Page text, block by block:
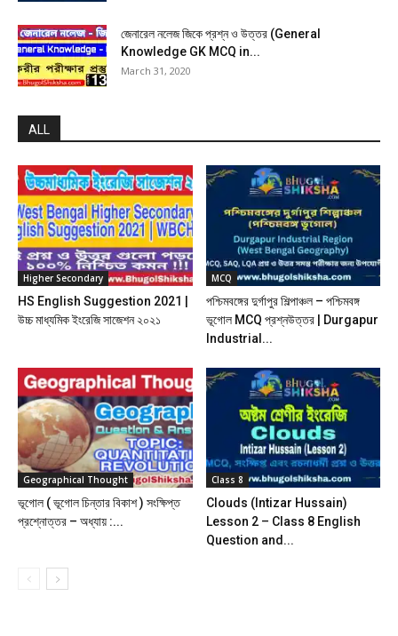
জেনারেল নলেজ জিকে প্রশ্ন ও উত্তর (General
Knowledge GK MCQ in...
March 31, 2020
ALL
Higher Secondary
HS English Suggestion 2021 |
উচ্চ মাধ্যমিক ইংরেজি সাজেশন ২০২১
MCQ
পশ্চিমবঙ্গের দুর্গাপুর শিল্পাঞ্চল – পশ্চিমবঙ্গ
ভূগোল MCQ প্রশ্নউত্তর | Durgapur
Industrial...
Geographical Thought
ভূগোল ( ভূগোল চিন্তার বিকাশ ) সংক্ষিপ্ত
প্রশ্নোত্তর – অধ্যায় :...
Class 8
Clouds (Intizar Hussain)
Lesson 2 – Class 8 English
Question and...